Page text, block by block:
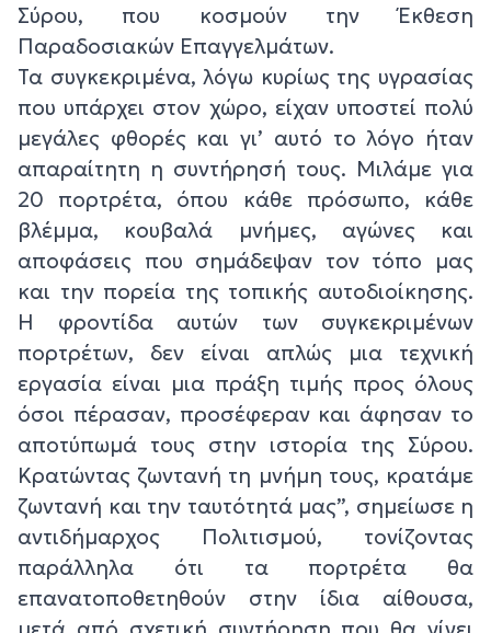
Σύρου, που κοσμούν την Έκθεση
Παραδοσιακών Επαγγελμάτων.
Τα συγκεκριμένα, λόγω κυρίως της υγρασίας
που υπάρχει στον χώρο, είχαν υποστεί πολύ
μεγάλες φθορές και γι’ αυτό το λόγο ήταν
απαραίτητη η συντήρησή τους. Μιλάμε για
20 πορτρέτα, όπου κάθε πρόσωπο, κάθε
βλέμμα, κουβαλά μνήμες, αγώνες και
αποφάσεις που σημάδεψαν τον τόπο μας
και την πορεία της τοπικής αυτοδιοίκησης.
Η φροντίδα αυτών των συγκεκριμένων
πορτρέτων, δεν είναι απλώς μια τεχνική
εργασία είναι μια πράξη τιμής προς όλους
όσοι πέρασαν, προσέφεραν και άφησαν το
αποτύπωμά τους στην ιστορία της Σύρου.
Κρατώντας ζωντανή τη μνήμη τους, κρατάμε
ζωντανή και την ταυτότητά μας”, σημείωσε η
αντιδήμαρχος Πολιτισμού, τονίζοντας
παράλληλα ότι τα πορτρέτα θα
επανατοποθετηθούν στην ίδια αίθουσα,